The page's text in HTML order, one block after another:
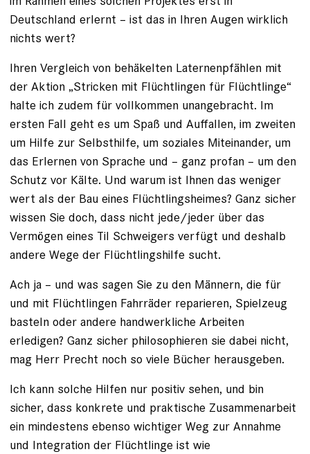
Deutschland erlernt – ist das in Ihren Augen wirklich
nichts wert?
Ihren Vergleich von behäkelten Laternenpfählen mit
der Aktion „Stricken mit Flüchtlingen für Flüchtlinge“
halte ich zudem für vollkommen unangebracht. Im
ersten Fall geht es um Spaß und Auffallen, im zweiten
um Hilfe zur Selbsthilfe, um soziales Miteinander, um
das Erlernen von Sprache und – ganz profan – um den
Schutz vor Kälte. Und warum ist Ihnen das weniger
wert als der Bau eines Flüchtlingsheimes? Ganz sicher
wissen Sie doch, dass nicht jede/jeder über das
Vermögen eines Til Schweigers verfügt und deshalb
andere Wege der Flüchtlingshilfe sucht.
Ach ja – und was sagen Sie zu den Männern, die für
und mit Flüchtlingen Fahrräder reparieren, Spielzeug
basteln oder andere handwerkliche Arbeiten
erledigen? Ganz sicher philosophieren sie dabei nicht,
mag Herr Precht noch so viele Bücher herausgeben.
Ich kann solche Hilfen nur positiv sehen, und bin
sicher, dass konkrete und praktische Zusammenarbeit
ein mindestens ebenso wichtiger Weg zur Annahme
und Integration der Flüchtlinge ist wie